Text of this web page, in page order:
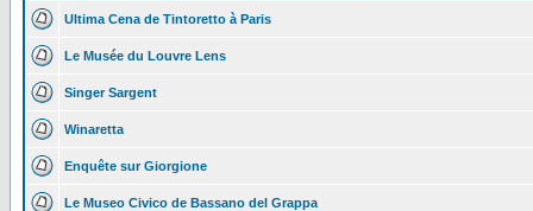
Ultima Cena de Tintoretto à Paris
Le Musée du Louvre Lens
Singer Sargent
Winaretta
Enquête sur Giorgione
Le Museo Civico de Bassano del Grappa